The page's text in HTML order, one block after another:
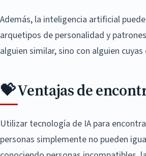
Además, la inteligencia artificial
arquetipos de personalidad y
alguien similar, sino con alguien
💝 Ventajas de
Utilizar tecnología de IA para
personas simplemente no pueden